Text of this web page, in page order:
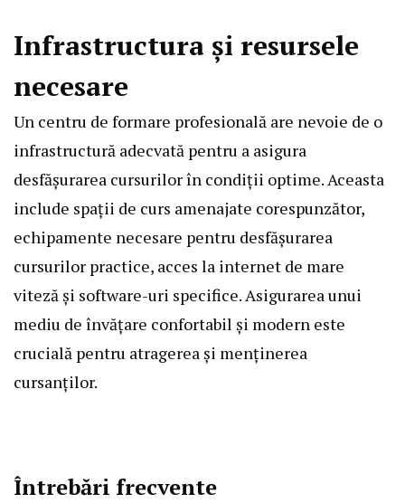
Infrastructura și resursele
necesare
Un centru de formare profesională are nevoie de o
infrastructură adecvată pentru a asigura
desfășurarea cursurilor în condiții optime. Aceasta
include spații de curs amenajate corespunzător,
echipamente necesare pentru desfășurarea
cursurilor practice, acces la internet de mare
viteză și software-uri specifice. Asigurarea unui
mediu de învățare confortabil și modern este
crucială pentru atragerea și menținerea
cursanților.
Întrebări frecvente